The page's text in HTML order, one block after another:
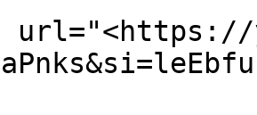
url="<https://